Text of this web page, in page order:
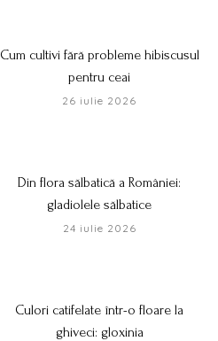
Cum cultivi fără probleme hibiscusul
pentru ceai
26 iulie 2026
Din flora sălbatică a României:
gladiolele sălbatice
24 iulie 2026
Culori catifelate într-o floare la
ghiveci: gloxinia